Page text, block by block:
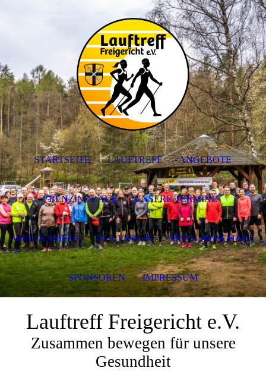
Lauftreff Freigericht e.V.
Zusammen bewegen für unsere
Gesundheit
STARTSEITE LAUFTREFF ANGEBOTE
BENZINGLAUF UNSERE TERMINE
WETTKÄMPFE DER VEREIN MITGLIEDSCHAFT
SPONSOREN IMPRESSUM